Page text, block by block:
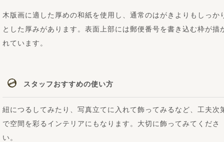
木版画に適した厚めの和紙を使用し、通常のはがきよりもしっか
とした厚みがあります。表面上部には郵便番号を書き込む枠が描
れています。
スタッフおすすめの使い方
紐につるしてみたり、写真立てに入れて飾ってみるなど、工夫次
で空間を彩るインテリアにもなります。大切に飾ってみてくださ
い。